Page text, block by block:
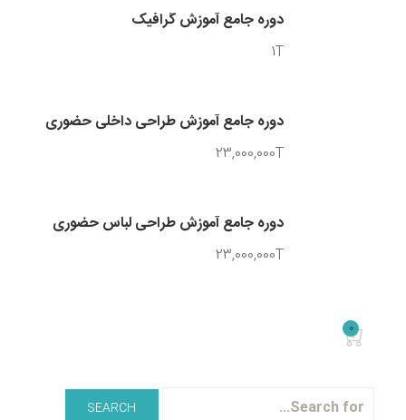
دوره جامع آموزش گرافیک
1T
دوره جامع آموزش طراحی داخلی حضوری
23,000,000T
دوره جامع آموزش طراحی لباس حضوری
23,000,000T
0